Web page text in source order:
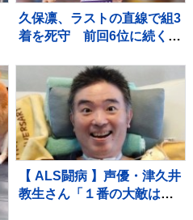
久保凛、ラストの直線で組3
着を死守 前回6位に続く2
界陸上・女子800m】
【 ALS闘病 】声優・津久井
教生さん「１番の大敵は睡